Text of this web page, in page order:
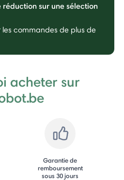
sur une sélection
commandes de plus de
acheter sur
Garantie de
remboursement
sous 30 jours